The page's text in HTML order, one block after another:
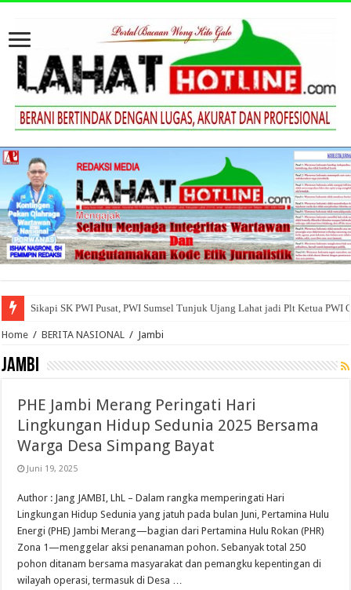
Sikapi SK PWI Pusat, PWI Sumsel Tunjuk Ujang Lahat jadi Plt Ketua PWI
Home / BERITA NASIONAL / Jambi
Jambi
PHE Jambi Merang Peringati Hari
Lingkungan Hidup Sedunia 2025 Bersama
Warga Desa Simpang Bayat
Juni 19, 2025
Author : Jang JAMBI, LhL – Dalam rangka memperingati Hari
Lingkungan Hidup Sedunia yang jatuh pada bulan Juni, Pertamina Hulu
Energi (PHE) Jambi Merang—bagian dari Pertamina Hulu Rokan (PHR)
Zona 1—menggelar aksi penanaman pohon. Sebanyak total 250
pohon ditanam bersama masyarakat dan pemangku kepentingan di
wilayah operasi, termasuk di Desa …